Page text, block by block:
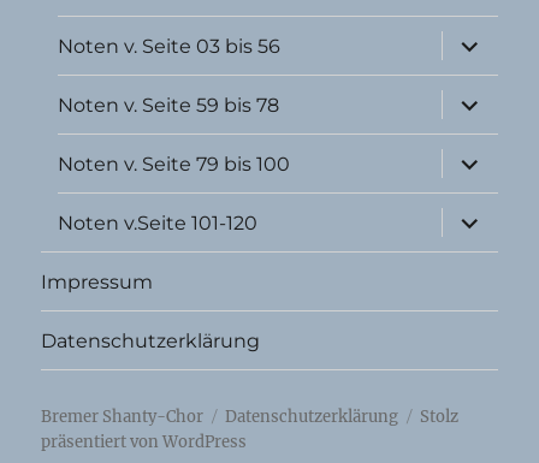
Noten v. Seite 03 bis 56
öffnen
Noten v. Seite 59 bis 78
öffnen
Noten v. Seite 79 bis 100
öffnen
Noten v.Seite 101-120
öffnen
Impressum
Datenschutzerklärung
Bremer Shanty-Chor Datenschutzerklärung
Stolz
präsentiert von WordPress